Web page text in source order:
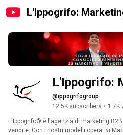
L'Ippogrifo:
L'Ippogrifo:
@ippogrifogroup
12.5K subscribers • 1.7K
L'Ippogrifo® è l'agenzia di marketing
vendite. Con i nostri modelli operativi